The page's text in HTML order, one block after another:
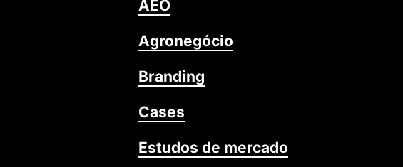
AEO
Agronegócio
Branding
Cases
Estudos de mercado